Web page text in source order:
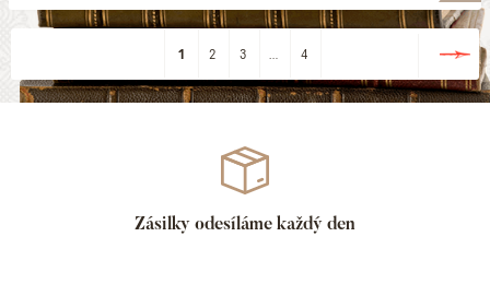
1 2 3 4
Zásilky odesíláme každý den